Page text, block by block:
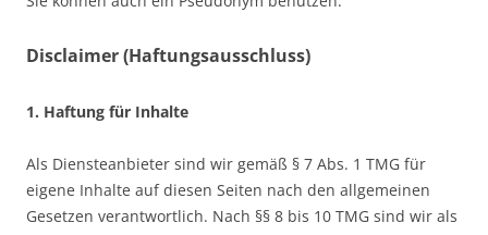
Disclaimer (Haftungsausschluss)
1. Haftung für Inhalte
Als Diensteanbieter sind wir gemäß § 7 Abs. 1 TMG für
eigene Inhalte auf diesen Seiten nach den allgemeinen
Gesetzen verantwortlich. Nach §§ 8 bis 10 TMG sind wir als